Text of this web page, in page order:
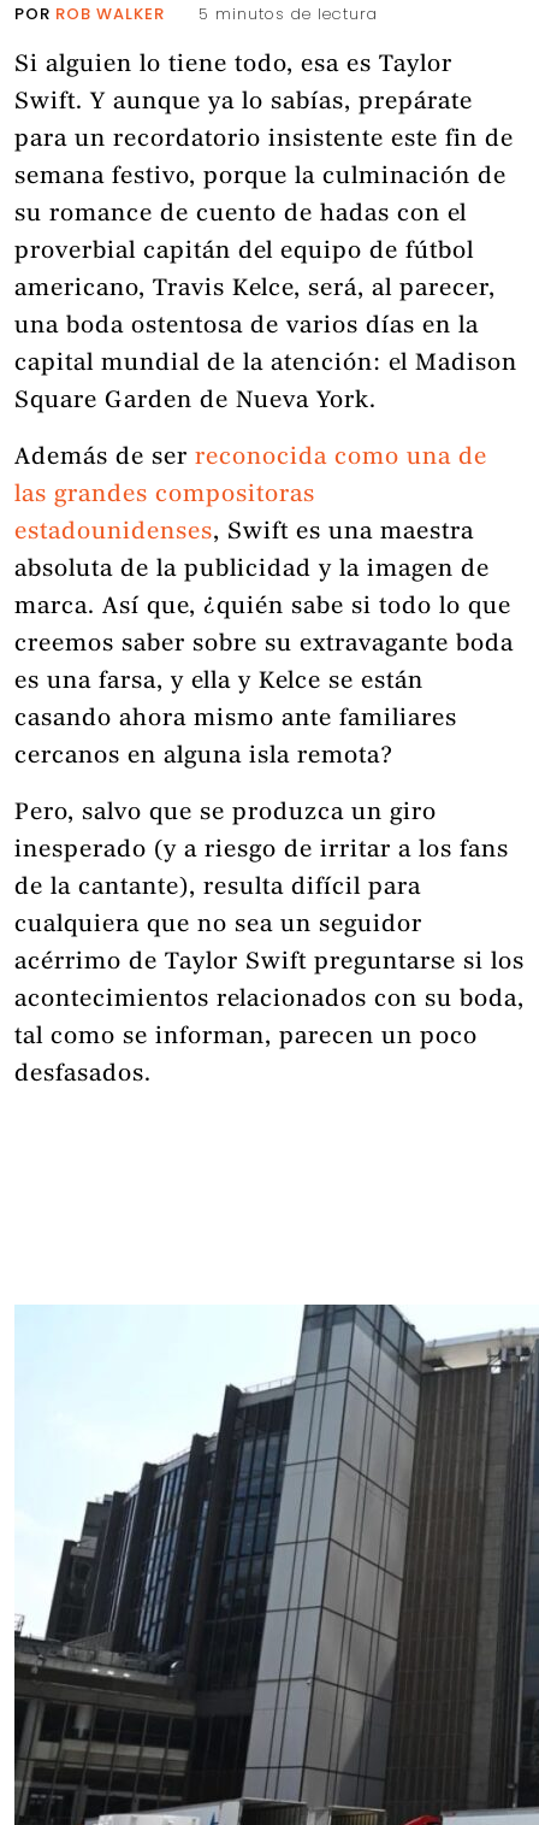
POR ROB WALKER 5 minutos de lectura
Si alguien lo tiene todo, esa es Taylor
Swift. Y aunque ya lo sabías, prepárate
para un recordatorio insistente este fin de
semana festivo, porque la culminación de
su romance de cuento de hadas con el
proverbial capitán del equipo de fútbol
americano, Travis Kelce, será, al parecer,
una boda ostentosa de varios días en la
capital mundial de la atención: el Madison
Square Garden de Nueva York.
Además de ser reconocida como una de
las grandes compositoras
estadounidenses, Swift es una maestra
absoluta de la publicidad y la imagen de
marca. Así que, ¿quién sabe si todo lo que
creemos saber sobre su extravagante boda
es una farsa, y ella y Kelce se están
casando ahora mismo ante familiares
cercanos en alguna isla remota?
Pero, salvo que se produzca un giro
inesperado (y a riesgo de irritar a los fans
de la cantante), resulta difícil para
cualquiera que no sea un seguidor
acérrimo de Taylor Swift preguntarse si los
acontecimientos relacionados con su boda,
tal como se informan, parecen un poco
desfasados.